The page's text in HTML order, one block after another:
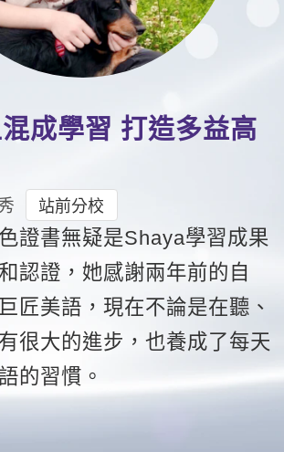
思課程
英檢課程
養成
文
技巧
TED Talks
強化
材
成學習 打造多益高
站前分校
證書無疑是Shaya學習成果
認證，她感謝兩年前的自
匠美語，現在不論是在聽、
很大的進步，也養成了每天
的習慣。